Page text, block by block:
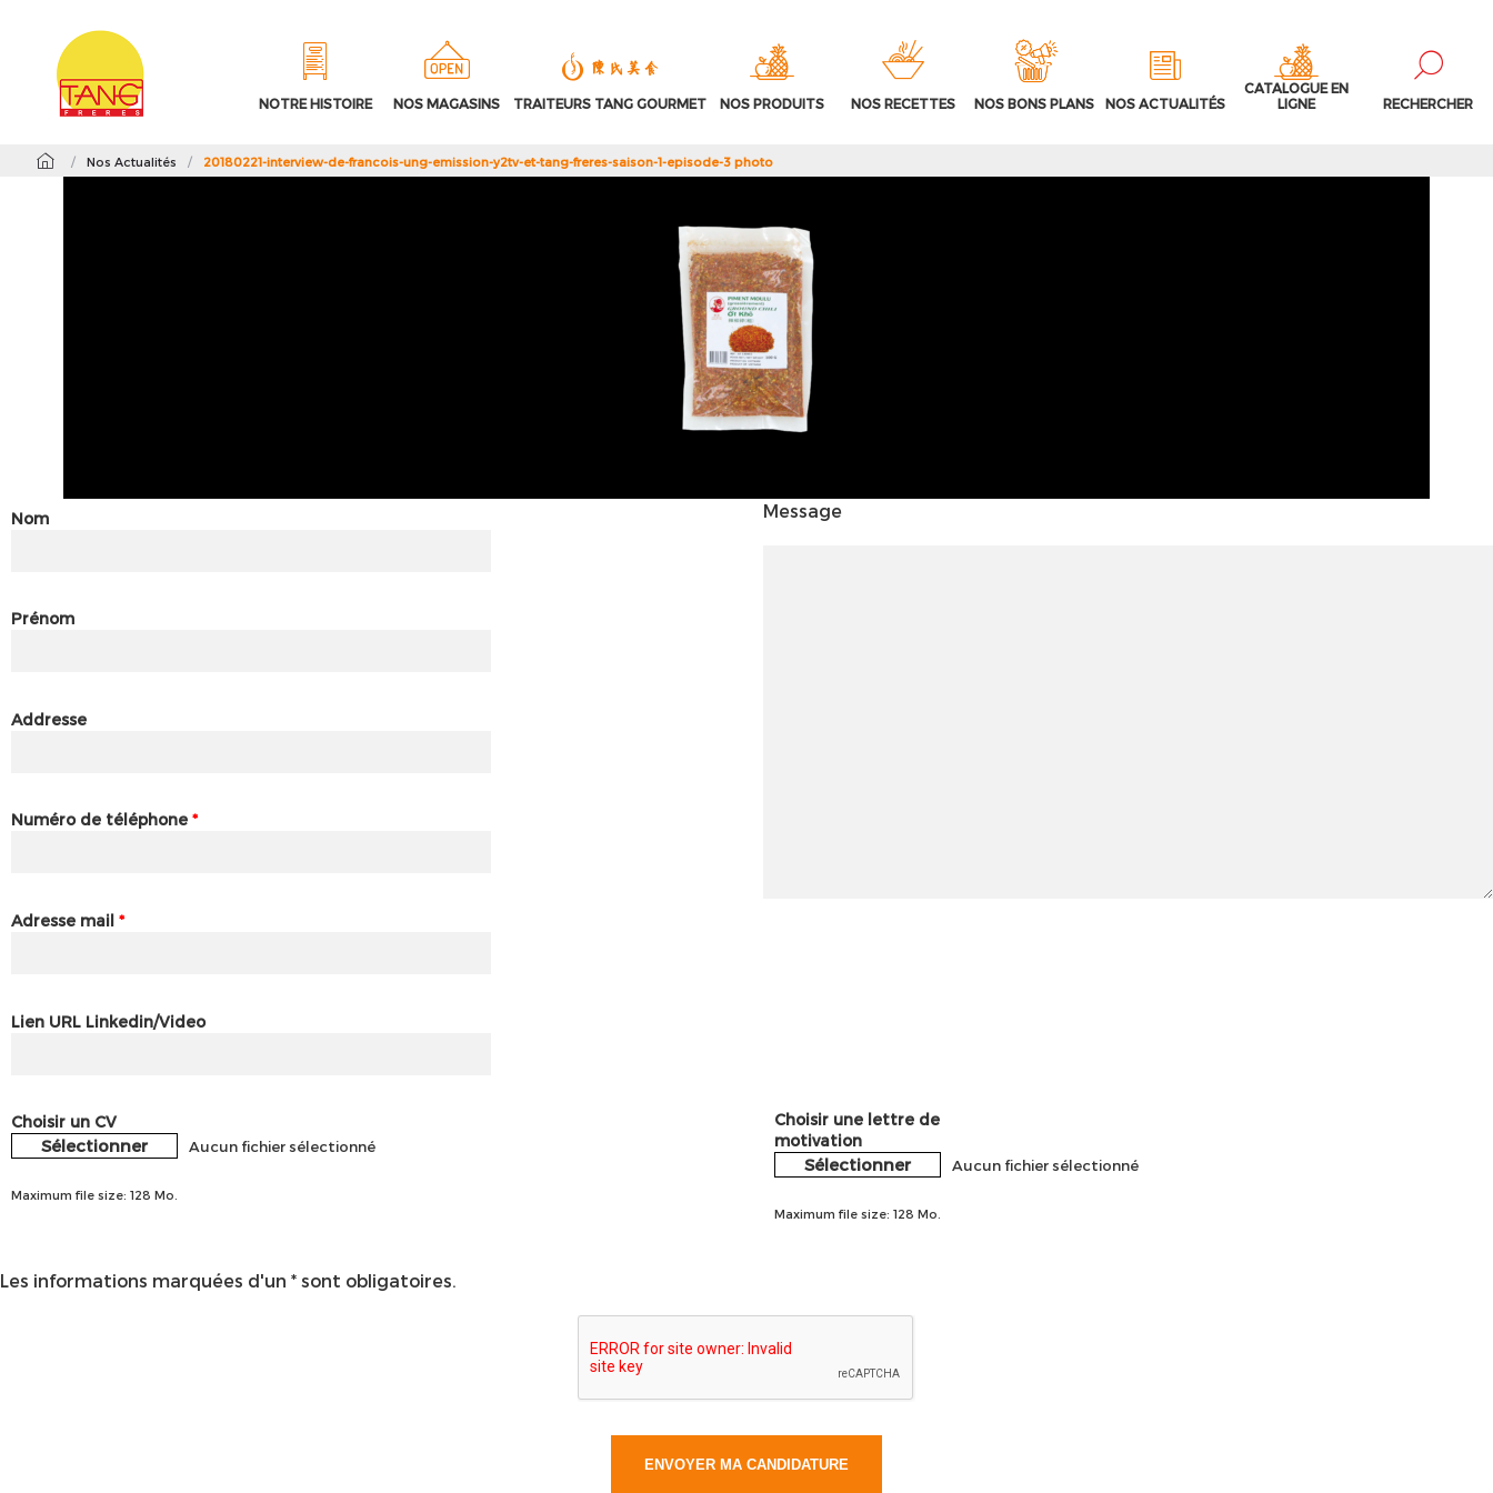
NOTRE HISTOIRE NOS MAGASINS TRAITEURS TANG GOURMET NOS PRODUITS NOS RECETTES NOS BONS PLANS NOS ACTUALITÉS
CATALOGUE EN
LIGNE
RECHERCHER
/ Nos Actualités / 20180221-interview-de-francois-ung-emission-y2tv-et-tang-freres-saison-1-episode-3 photo
Nom
Prénom
Addresse
Numéro de téléphone *
Adresse mail *
Lien URL Linkedin/Video
Message
Choisir un CV
Sélectionner Aucun fichier sélectionné
Maximum file size: 128 Mo.
Choisir une lettre de
motivation
Sélectionner Aucun fichier sélectionné
Maximum file size: 128 Mo.
Les informations marquées d'un * sont obligatoires.